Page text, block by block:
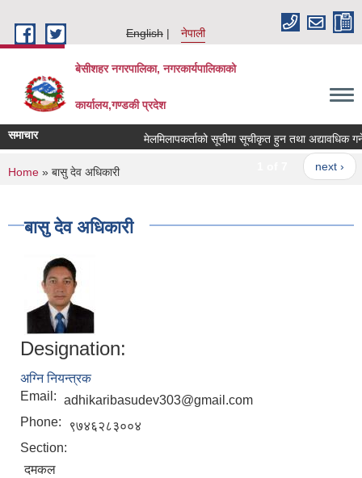
English
नेपाली
बेसीशहर नगरपालिका, नगरकार्यपालिकाको
कार्यालय,गण्डकी प्रदेश
समाचार मेलमिलापकर्ताको सूचीमा सूचीकृत हुन तथा अद्यावधिक गर्ने
next ›
You are here
Home » बासु देव अधिकारी
बासु देव अधिकारी
Designation:
अग्नि नियन्त्रक
Email: adhikaribasudev303@gmail.com
Phone:
९७४६२८३००४
Section:
दमकल